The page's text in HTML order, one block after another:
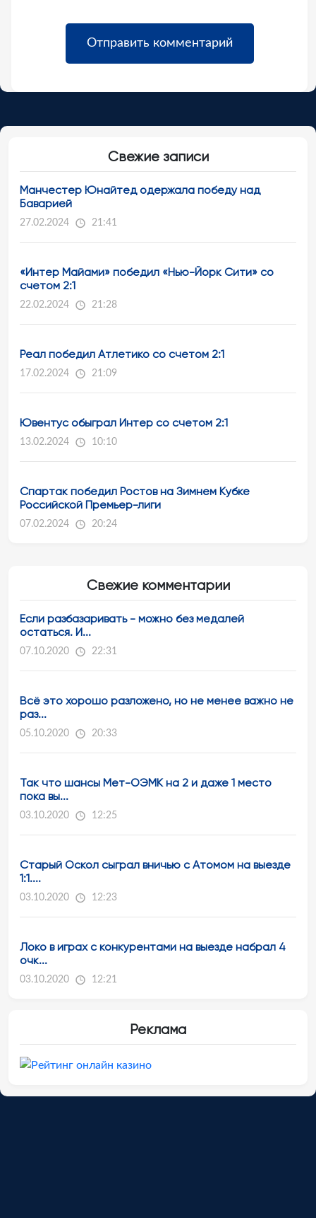
Свежие записи
Манчестер Юнайтед одержала победу над
Баварией
27.02.2024 21:41
«Интер Майами» победил «Нью-Йорк Сити» со
счетом 2:1
22.02.2024 21:28
Реал победил Атлетико со счетом 2:1
17.02.2024 21:09
Ювентус обыграл Интер со счетом 2:1
13.02.2024 10:10
Спартак победил Ростов на Зимнем Кубке
Российской Премьер-лиги
07.02.2024 20:24
Свежие комментарии
Если разбазаривать - можно без медалей
остаться. И...
07.10.2020 22:31
Всё это хорошо разложено, но не менее важно не
раз...
05.10.2020 20:33
Так что шансы Мет-ОЭМК на 2 и даже 1 место
пока вы...
03.10.2020 12:25
Старый Оскол сыграл вничью с Атомом на выезде
1:1....
03.10.2020 12:23
Локо в играх с конкурентами на выезде набрал 4
очк...
03.10.2020 12:21
Реклама